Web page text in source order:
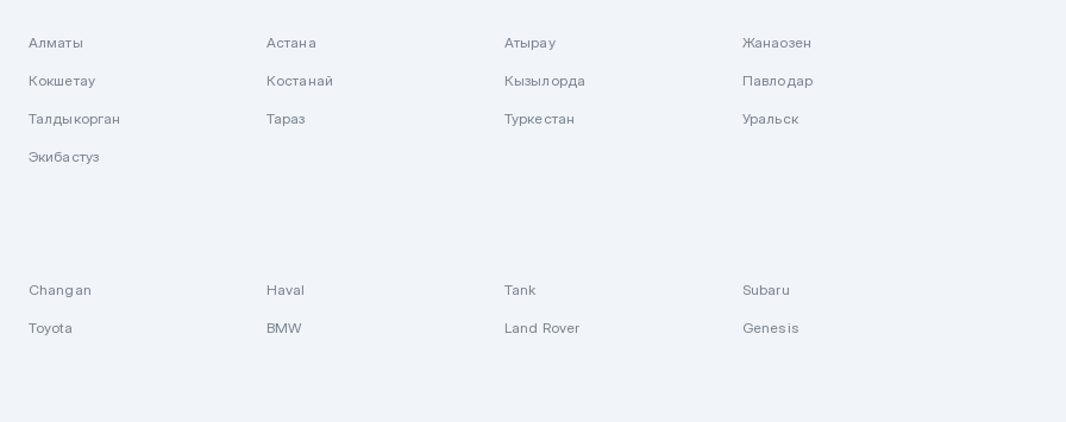
Алматы Астана Атырау Жанаозен
Кокшетау Костанай Кызылорда Павлодар
Талдыкорган Тараз Туркестан Уральск
Экибастуз
Changan Haval Tank Subaru
Toyota BMW Land Rover Genesis